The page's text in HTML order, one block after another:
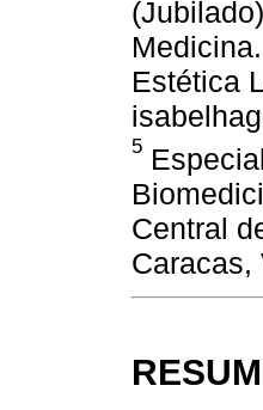
Estética
5
Central
Caracas,